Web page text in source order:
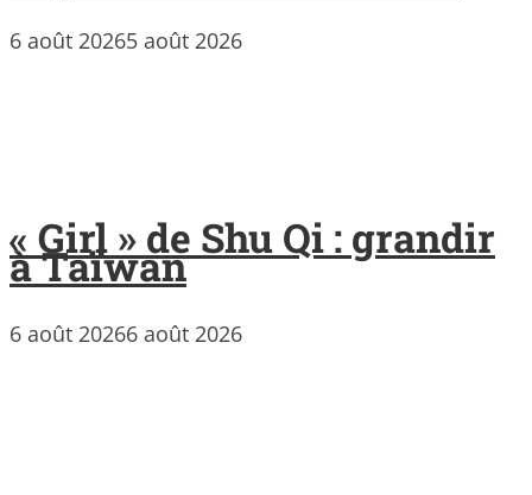
6 août 20265 août 2026
« Girl » de Shu Qi : grandir
à Taïwan
6 août 20266 août 2026